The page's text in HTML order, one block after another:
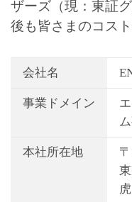
ザーズ（現：東証
後も皆さまのコス
会社名
事業ドメイン
本社所在地